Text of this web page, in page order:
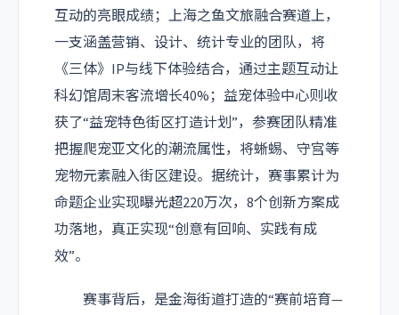
互动的亮眼成绩；上海之鱼文旅融合赛道上，
一支涵盖营销、设计、统计专业的团队，将
《三体》IP与线下体验结合，通过主题互动让
科幻馆周末客流增长40%；益宠体验中心则收
获了“益宠特色街区打造计划”，参赛团队精准
把握爬宠亚文化的潮流属性，将蜥蜴、守宫等
宠物元素融入街区建设。据统计，赛事累计为
命题企业实现曝光超220万次，8个创新方案成
功落地，真正实现“创意有回响、实践有成
效”。
赛事背后，是金海街道打造的“赛前培育—